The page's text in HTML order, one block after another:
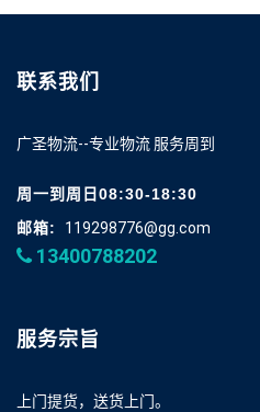
联系我们
广圣物流--专业物流 服务周到
周一到周日08:30-18:30
邮箱:
119298776@gg.com
13400788202
服务宗旨
上门提货，送货上门。